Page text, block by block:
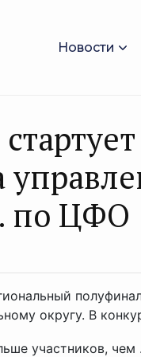
Новости
по ЦФО
округу. В
участников, чем